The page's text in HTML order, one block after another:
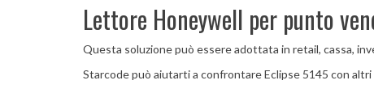
Lettore Honeywell per punto
Questa soluzione può essere adottata in retail, cassa,
Starcode può aiutarti a confrontare Eclipse 5145 con